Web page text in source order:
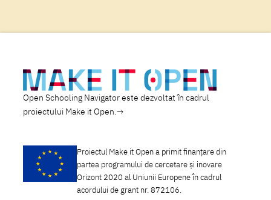
Open Schooling Navigator este dezvoltat în cadrul
proiectului Make it Open.
Proiectul Make it Open a primit finanțare din
partea programului de cercetare și inovare
Orizont 2020 al Uniunii Europene în cadrul
acordului de grant nr. 872106.